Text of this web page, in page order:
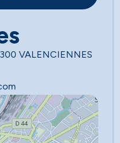
VALENCIENNES